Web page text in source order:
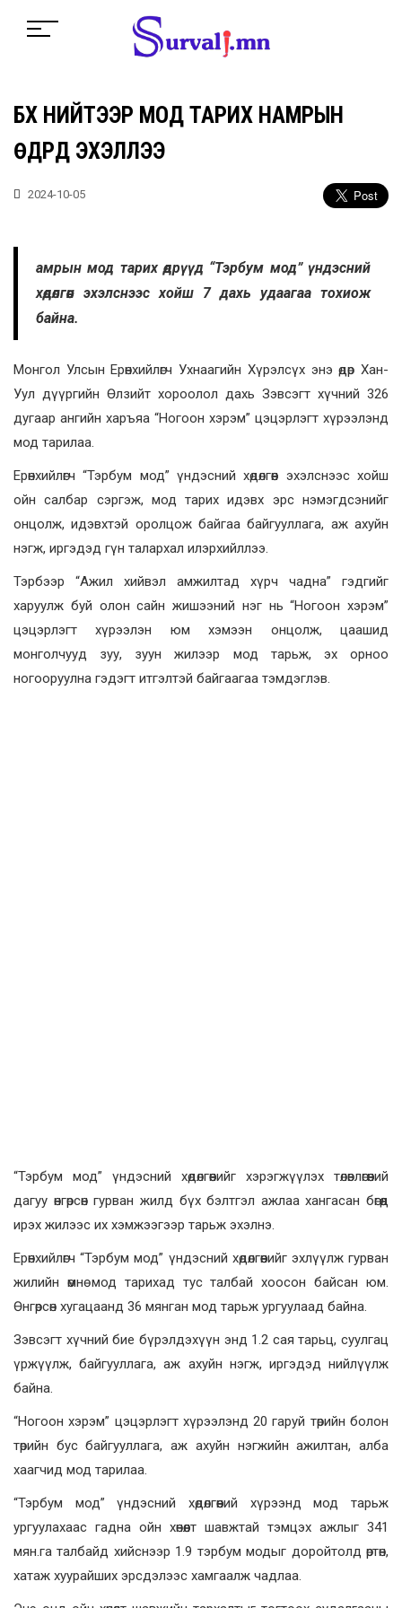
БҮХ НИЙТЭЭР МОД ТАРИХ НАМРЫН
ӨДРҮҮД ЭХЭЛЛЭЭ
2024-10-05
амрын мод тарих өдрүүд “Тэрбум мод” үндэсний
хөдөлгөөн эхэлснээс хойш 7 дахь удаагаа тохиож
байна.
Монгол Улсын Ерөнхийлөгч Ухнаагийн Хүрэлсүх энэ өдөр Хан-
Уул дүүргийн Өлзийт хороолол дахь Зэвсэгт хүчний 326
дугаар ангийн харъяа “Ногоон хэрэм” цэцэрлэгт хүрээлэнд
мод тарилаа.
Ерөнхийлөгч “Тэрбум мод” үндэсний хөдөлгөөн эхэлснээс хойш
ойн салбар сэргэж, мод тарих идэвх эрс нэмэгдсэнийг
онцолж, идэвхтэй оролцож байгаа байгууллага, аж ахуйн
нэгж, иргэдэд гүн талархал илэрхийллээ.
Тэрбээр “Ажил хийвэл амжилтад хүрч чадна” гэдгийг
харуулж буй олон сайн жишээний нэг нь “Ногоон хэрэм”
цэцэрлэгт хүрээлэн юм хэмээн онцолж, цаашид
монголчууд зуу, зуун жилээр мод тарьж, эх орноо
ногооруулна гэдэгт итгэлтэй байгаагаа тэмдэглэв.
“Тэрбум мод” үндэсний хөдөлгөөнийг хэрэгжүүлэх төлөвлөгөөний
дагуу өнгөрсөн гурван жилд бүх бэлтгэл ажлаа хангасан бөгөөд
ирэх жилээс их хэмжээгээр тарьж эхэлнэ.
Ерөнхийлөгч “Тэрбум мод” үндэсний хөдөлгөөнийг эхлүүлж гурван
жилийн өмнө мод тарихад тус талбай хоосон байсан юм.
Өнгөрсөн хугацаанд 36 мянган мод тарьж ургуулаад байна.
Зэвсэгт хүчний бие бүрэлдэхүүн энд 1.2 сая тарьц, суулгац
үржүүлж, байгууллага, аж ахуйн нэгж, иргэдэд нийлүүлж
байна.
“Ногоон хэрэм” цэцэрлэгт хүрээлэнд 20 гаруй төрийн болон
төрийн бус байгууллага, аж ахуйн нэгжийн ажилтан, алба
хаагчид мод тарилаа.
“Тэрбум мод” үндэсний хөдөлгөөний хүрээнд мод тарьж
ургуулахаас гадна ойн хөнөөлт шавжтай тэмцэх ажлыг 341
мян.га талбайд хийснээр 1.9 тэрбум модыг доройтолд өртөн,
хатаж хуурайших эрсдэлээс хамгаалж чадлаа.